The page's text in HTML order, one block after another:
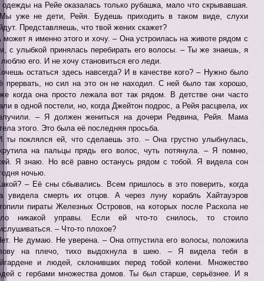
одежды на Рейе оказалась только рубашка, мало что скрывавшая.
уже не дети, Рейя. Будешь приходить в таком виде, слухи
Представляешь, что твой жених скажет?
может я именно этого и хочу. – Она устроилась на животе рядом с
с улыбкой принялась перебирать его волосы. – Ты же знаешь, я
его. И не хочу становиться его леди.
остаться здесь навсегда? И в качестве кого? – Нужно было
прервать, но сил на это он не находил. С ней было так хорошо,
когда она просто лежала вот так рядом. В детстве они часто
в одной постели, но, когда Джейтон подрос, а Рейя расцвела, их
– Я должен жениться на дочери Редвина, Рейя. Мама
этого. Это была её последняя просьба.
ты поклялся ей, что сделаешь это. – Она грустно улыбнулась,
на пальцы прядь его волос, чуть потянула. – Я помню,
Я знаю. Но всё равно останусь рядом с тобой. Я видела сон
ночью.
– Её сны сбывались. Всем пришлось в это поверить, когда
увидела смерть их отцов. А через луну корабль Хайтауэров
пираты Железных Островов, на которых после Раскола не
никакой управы. Если ей что-то снилось, то стоило
– Что-то плохое?
Не думаю. Не уверена. – Она отпустила его волосы, положила
на плечо, тихо выдохнула в шею. – Я видела тебя в
и людей, склонивших перед тобой колени. Множество
с гербами множества домов. Ты был старше, серьёзнее. И я